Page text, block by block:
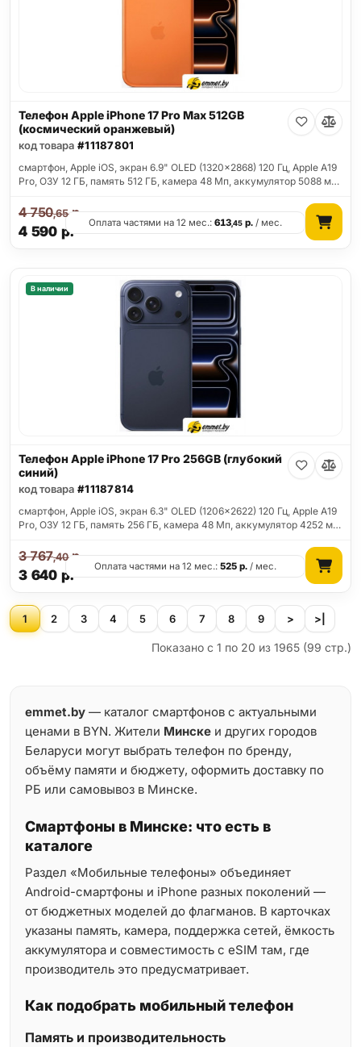
Телефон Apple iPhone 17 Pro Max 512GB
(космический оранжевый)
код товара #11187801
смартфон, Apple iOS, экран 6.9" OLED (1320x2868) 120 Гц, Apple A19
Pro, ОЗУ 12 ГБ, память 512 ГБ, камера 48 Мп, аккумулятор 5088 м…
4 590 р.
4 750,65р.
Оплата частями на 12 мес.:613,45 р. / мес.
В наличии
Телефон Apple iPhone 17 Pro 256GB (глубокий
синий)
код товара #11187814
смартфон, Apple iOS, экран 6.3" OLED (1206x2622) 120 Гц, Apple A19
Pro, ОЗУ 12 ГБ, память 256 ГБ, камера 48 Мп, аккумулятор 4252 м…
3 640 р.
3 767,40р.
Оплата частями на 12 мес.:525 р. / мес.
1 2 3 4 5 6 7 8 9 > >|
Показано с 1 по 20 из 1965 (99 стр.)
emmet.by — каталог смартфонов с актуальными
ценами в BYN. Жители Минске и других городов
Беларуси могут выбрать телефон по бренду,
объёму памяти и бюджету, оформить доставку по
РБ или самовывоз в Минске.
Смартфоны в Минске: что есть в
каталоге
Раздел «Мобильные телефоны» объединяет
Android-смартфоны и iPhone разных поколений —
от бюджетных моделей до флагманов. В карточках
указаны память, камера, поддержка сетей, ёмкость
аккумулятора и совместимость с eSIM там, где
производитель это предусматривает.
Как подобрать мобильный телефон
Память и производительность